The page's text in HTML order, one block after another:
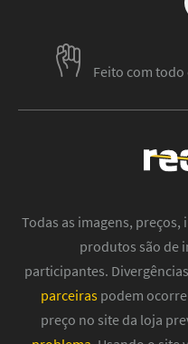
Feito com
Todas as imagens,
produtos são de
participantes.
parceiras podem
preço no site da loja